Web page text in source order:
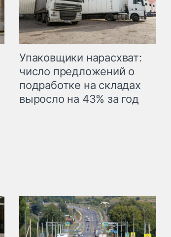
Упаковщики нарасхват:
число предложений о
подработке на складах
выросло на 43% за год